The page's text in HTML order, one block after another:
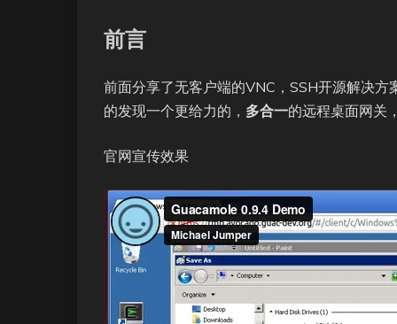
前言
前面分享了无客户端的VNC，SSH开源解决
的发现一个更给力的， 多合一的远程桌面网关
官网宣传效果